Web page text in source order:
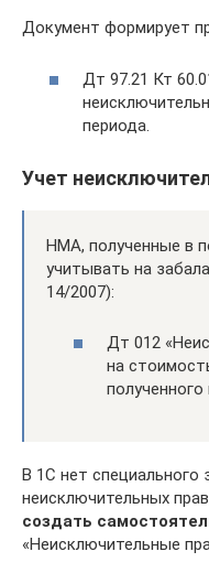
Документ формирует
Дт 97.21 Кт
периода.
Учет
НМА, полученные в
учитывать на
14/2007):
Дт 012
на
полученного
В 1С нет специального
неисключительных
создать
«Неисключительные